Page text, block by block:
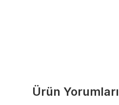
Ürün Yorumları